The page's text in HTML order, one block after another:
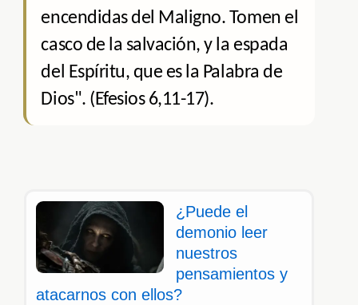
encendidas del Maligno. Tomen el
casco de la salvación, y la espada
del Espíritu, que es la Palabra de
Dios". (Efesios 6,11-17).
¿Puede el
demonio leer
nuestros
pensamientos y
atacarnos con ellos?